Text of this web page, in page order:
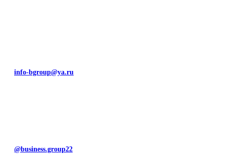
info-bgroup@ya.ru
@business.group22